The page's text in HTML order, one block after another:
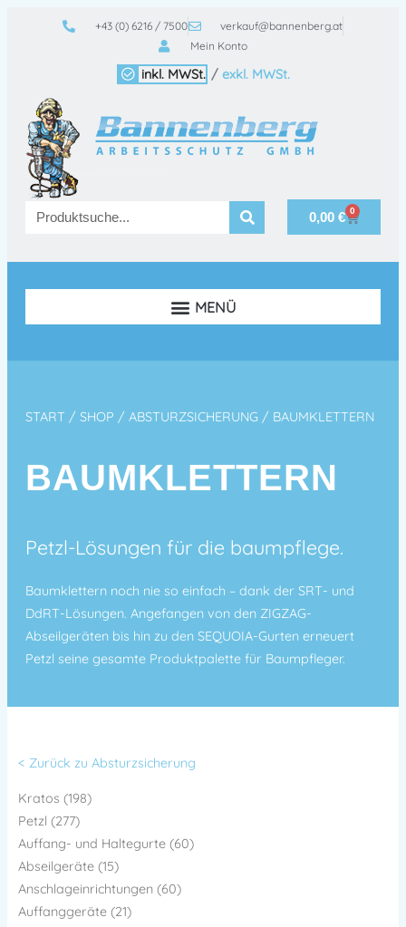
+43 (0) 6216 / 7500
verkauf@bannenberg.at
Mein Konto
inkl. MWSt. / exkl. MWSt.
0,00 € 0
START / SHOP / ABSTURZSICHERUNG / BAUMKLETTERN
BAUMKLETTERN
Petzl-Lösungen für die baumpflege.
Baumklettern noch nie so einfach – dank der SRT- und
DdRT-Lösungen. Angefangen von den ZIGZAG-
Abseilgeräten bis hin zu den SEQUOIA-Gurten erneuert
Petzl seine gesamte Produktpalette für Baumpfleger.
< Zurück zu Absturzsicherung
Kratos (198)
Petzl (277)
Auffang- und Haltegurte (60)
Abseilgeräte (15)
Anschlageinrichtungen (60)
Auffanggeräte (21)